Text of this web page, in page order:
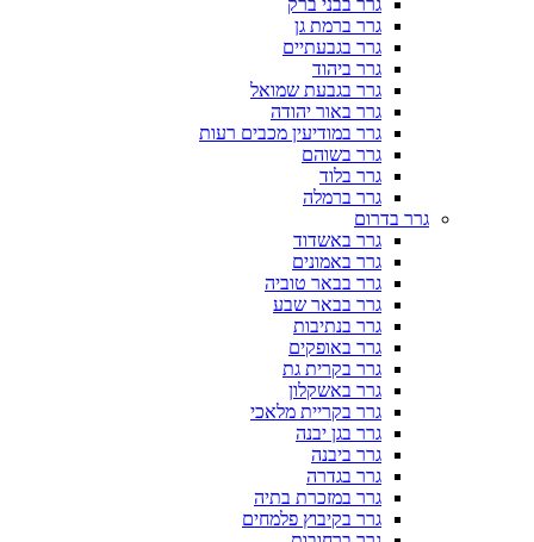
גרר בבני ברק
גרר ברמת גן
גרר בגבעתיים
גרר ביהוד
גרר בגבעת שמואל
גרר באור יהודה
גרר במודיעין מכבים רעות
גרר בשוהם
גרר בלוד
גרר ברמלה
גרר בדרום
גרר באשדוד
גרר באמונים
גרר בבאר טוביה
גרר בבאר שבע
גרר בנתיבות
גרר באופקים
גרר בקרית גת
גרר באשקלון
גרר בקריית מלאכי
גרר בגן יבנה
גרר ביבנה
גרר בגדרה
גרר במזכרת בתיה
גרר בקיבוץ פלמחים